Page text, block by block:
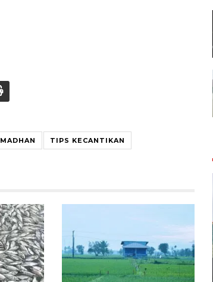
TIPS KECANTIKAN
Penggantian konstruksi jalan